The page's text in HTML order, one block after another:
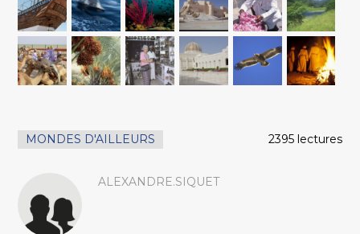
MONDES D'AILLEURS 2395 lectures
ALEXANDRE.SIQUET